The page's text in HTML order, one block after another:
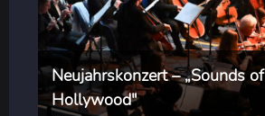
Neujahrskonzert – „Sounds of
Hollywood"